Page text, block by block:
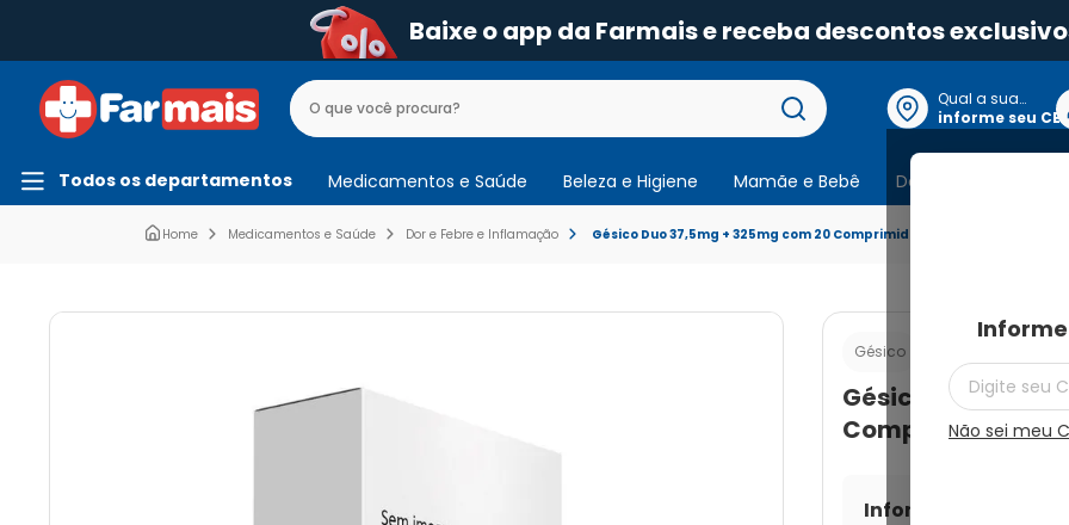
Baixe o app da Farmais e receba descontos
Qual a sua
localização?
informe seu CEP
Não sei meu
Todos os departamentos Medicamentos e Saúde Beleza e Higiene Mamãe e Bebê Dermocosmeticos
Medicamentos e Saúde Dor e Febre e Inflamação Gésico Duo 37,5mg + 325mg com 20 Comprimidos Revestidos
Gésico
Gésico Duo
Comprimidos
Informe seu CEP